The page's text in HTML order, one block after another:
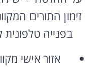
זימון התורים
בפנייה
אזור אישי